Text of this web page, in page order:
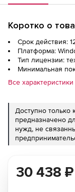
Коротко о
Срок действия:
Платформа:
Тип лицензии:
Минимальная
Все характеристики
Доступно
предназначено
нужд, не
30 438 ₽